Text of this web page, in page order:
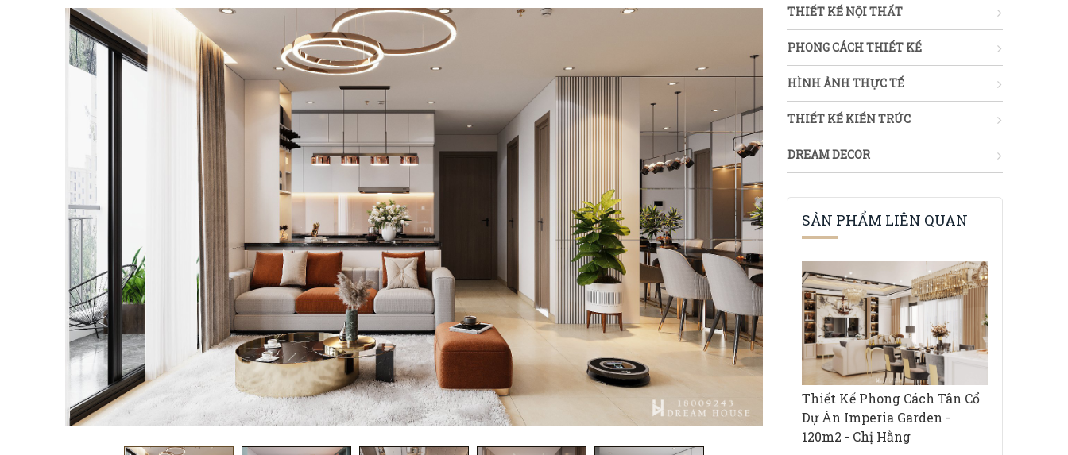
THIẾT KẾ NỘI THẤT
PHONG CÁCH THIẾT KẾ
HÌNH ẢNH THỰC TẾ
THIẾT KẾ KIẾN TRÚC
DREAM DECOR
SẢN PHẨM LIÊN QUAN
Thiết Kế Phong Cách Tân Cổ
Dự Án Imperia Garden -
120m2 - Chị Hằng